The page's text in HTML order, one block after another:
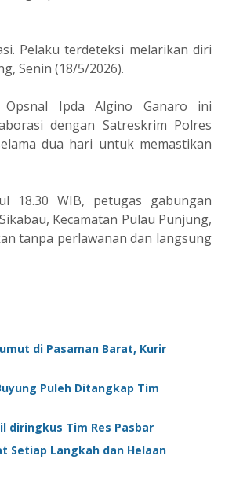
Pelaku terdeteksi melarikan diri
Senin (18/5/2026).
Ipda Algino Ganaro ini
dengan Satreskrim Polres
dua hari untuk memastikan
18.30 WIB, petugas gabungan
Kecamatan Pulau Punjung,
tanpa perlawanan dan langsung
di Pasaman Barat, Kurir
Puleh Ditangkap Tim
diringkus Tim Res Pasbar
Setiap Langkah dan Helaan